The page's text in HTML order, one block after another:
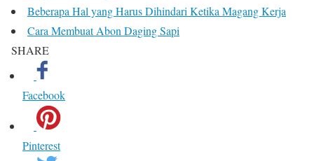
Beberapa Hal yang Harus Dihindari Ketika Magang Kerja
Cara Membuat Abon Daging Sapi
SHARE
Facebook
Pinterest